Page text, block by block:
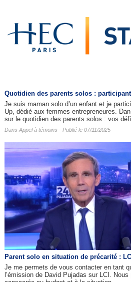
Quotidien des parents solos :
Je suis maman solo d’un enfant et je
Up, dédié aux femmes entrepreneures.
sur le quotidien des parents solos : vos
Dans Appel à témoins - Publié le 07/11/2025
Parent solo en situation de précarité :
Je me permets de vous contacter en tant
l’émission de David Pujadas sur LCI.